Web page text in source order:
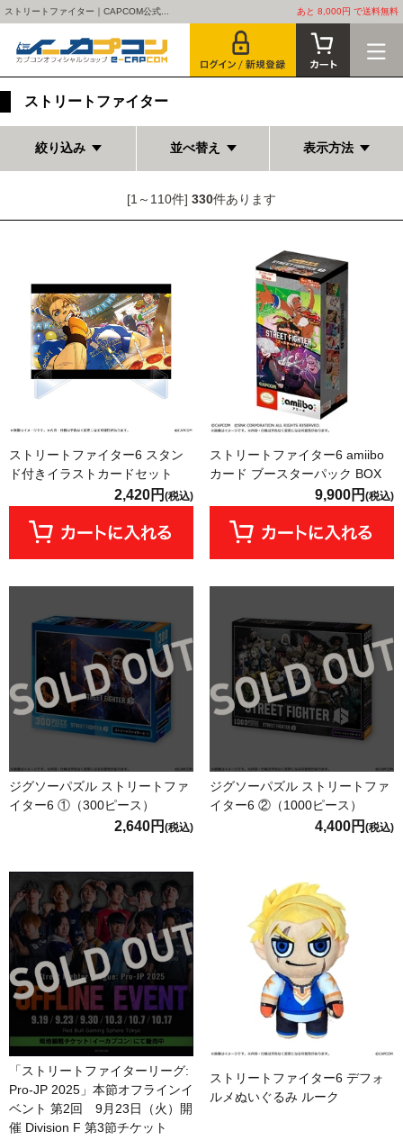
ストリートファイター｜CAPCOM公式... あと 8,000円 で送料無料
ストリートファイター
絞り込み 並べ替え 表示方法
[1～110件] 330件あります
ストリートファイター6 スタン
ド付きイラストカードセット
2,420円 (税込)
ストリートファイター6 amiibo
カード ブースターパック BOX
9,900円 (税込)
ジグソーパズル ストリートファ
イター6 ①（300ピース）
2,640円 (税込)
ジグソーパズル ストリートファ
イター6 ②（1000ピース）
4,400円 (税込)
「ストリートファイターリーグ:
Pro-JP 2025」本節オフラインイ
ベント 第2回 9月23日（火）開
催 Division F 第3節チケット
ストリートファイター6 デフォ
ルメぬいぐるみ ルーク